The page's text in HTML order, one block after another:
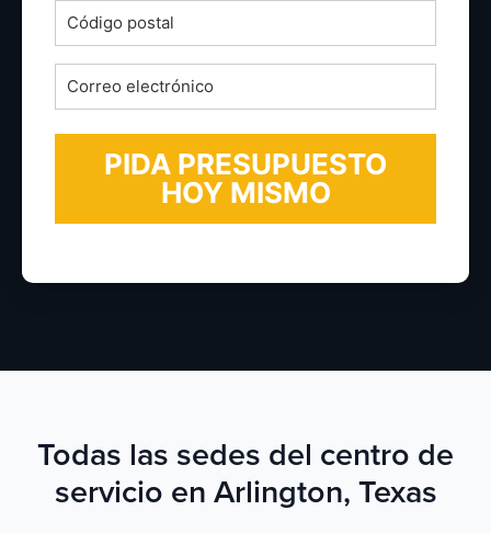
Código
postal
*Correo
electrónico
*
Todas las sedes del centro de
servicio en Arlington, Texas